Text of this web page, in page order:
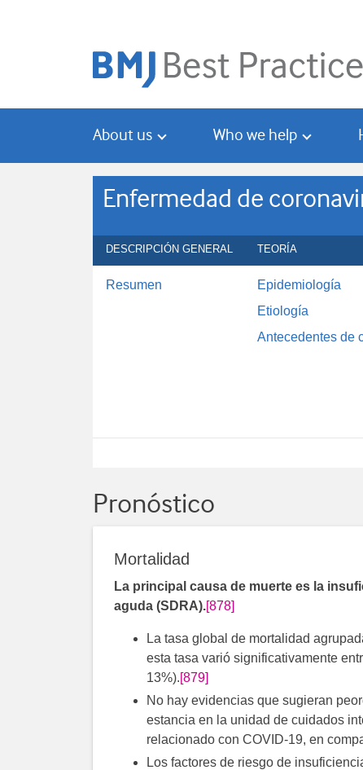
About us Who we help
Enfermedad de
DESCRIPCIÓN GENERAL TEORÍA
Resumen
Epidemiología
Etiología
Antecedentes de
Pronóstico
Mortalidad
La principal causa de muerte es la
aguda (SDRA).[878]
La tasa global de mortalidad
esta tasa varió significativamente
13%).[879]
No hay evidencias que sugieran
estancia en la unidad de cuidados
relacionado con COVID-19, en
Los factores de riesgo de